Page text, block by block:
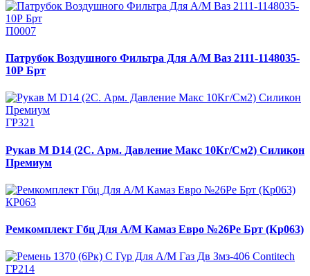
П0007
Патрубок Воздушного Фильтра Для А/М Ваз 2111-1148035-
10Р Брт
ГР321
Рукав М D14 (2С. Арм. Давление Макс 10Кг/См2) Силикон
Премиум
КР063
Ремкомплект Гбц Для А/М Камаз Евро №26Ре Брт (Кр063)
ГР214